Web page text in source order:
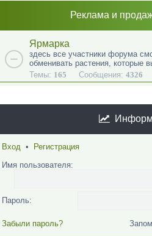
Реклама и
Ярмарка
здесь все участники форума
обменивать растения, которые
Темы: 165 Сообщения: 4326
Вход •
Регистрация
Имя пользователя:
Пароль:
Забыли пароль?